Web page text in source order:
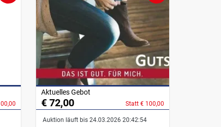
Aktuelles Gebot
€ 72,00 Statt € 100,00
Auktion läuft bis 24.03.2026 20:42:54